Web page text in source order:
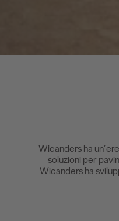
Wicanders ha
soluzioni per
Wicanders ha